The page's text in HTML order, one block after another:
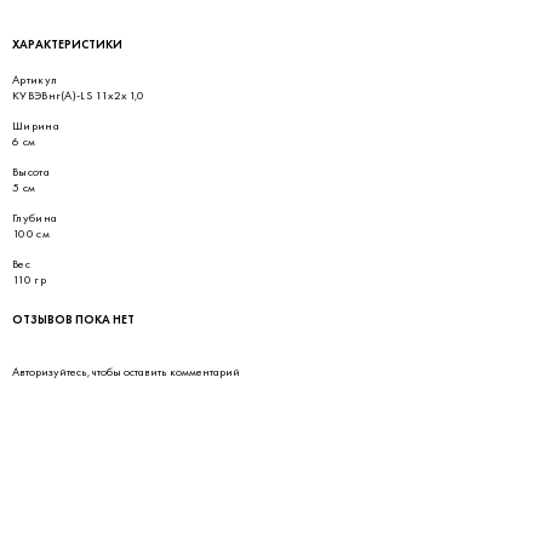
ХАРАКТЕРИСТИКИ
Артикул
КУВЭВнг(А)-LS 11х2х1,0
Ширина
6 см
Высота
5 см
Глубина
100 см
Вес
110 гр
ОТЗЫВОВ ПОКА НЕТ
Авторизуйтесь, чтобы оставить комментарий